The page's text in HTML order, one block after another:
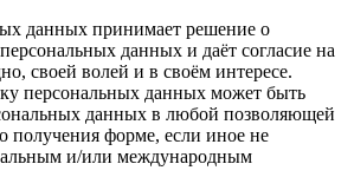
данных принимает решение о
данных и даёт согласие на
своей волей и в своём интересе.
персональных данных может быть
данных в любой позволяющей
получения форме, если иное не
и/или международным